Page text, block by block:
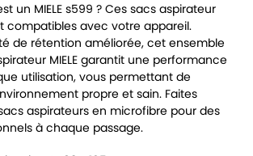
un MIELE s599 ? Ces sacs aspirateur
compatibles avec votre appareil.
de rétention améliorée, cet ensemble
MIELE garantit une performance
utilisation, vous permettant de
propre et sain. Faites
aspirateurs en microfibre pour des
à chaque passage.